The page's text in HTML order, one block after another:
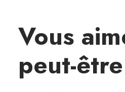
f
c
Vous
peut-